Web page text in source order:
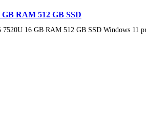
GB RAM 512 GB SSD
7520U 16 GB RAM 512 GB SSD Windows 11